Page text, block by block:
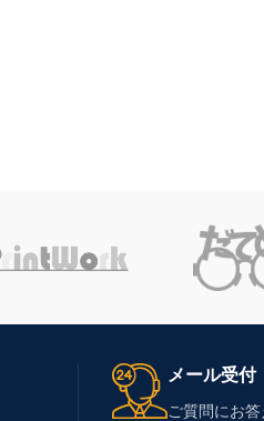
メール受付
ご質問にお答